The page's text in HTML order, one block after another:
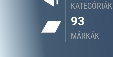
KATEGÓRIÁK
93
MÁRKÁK